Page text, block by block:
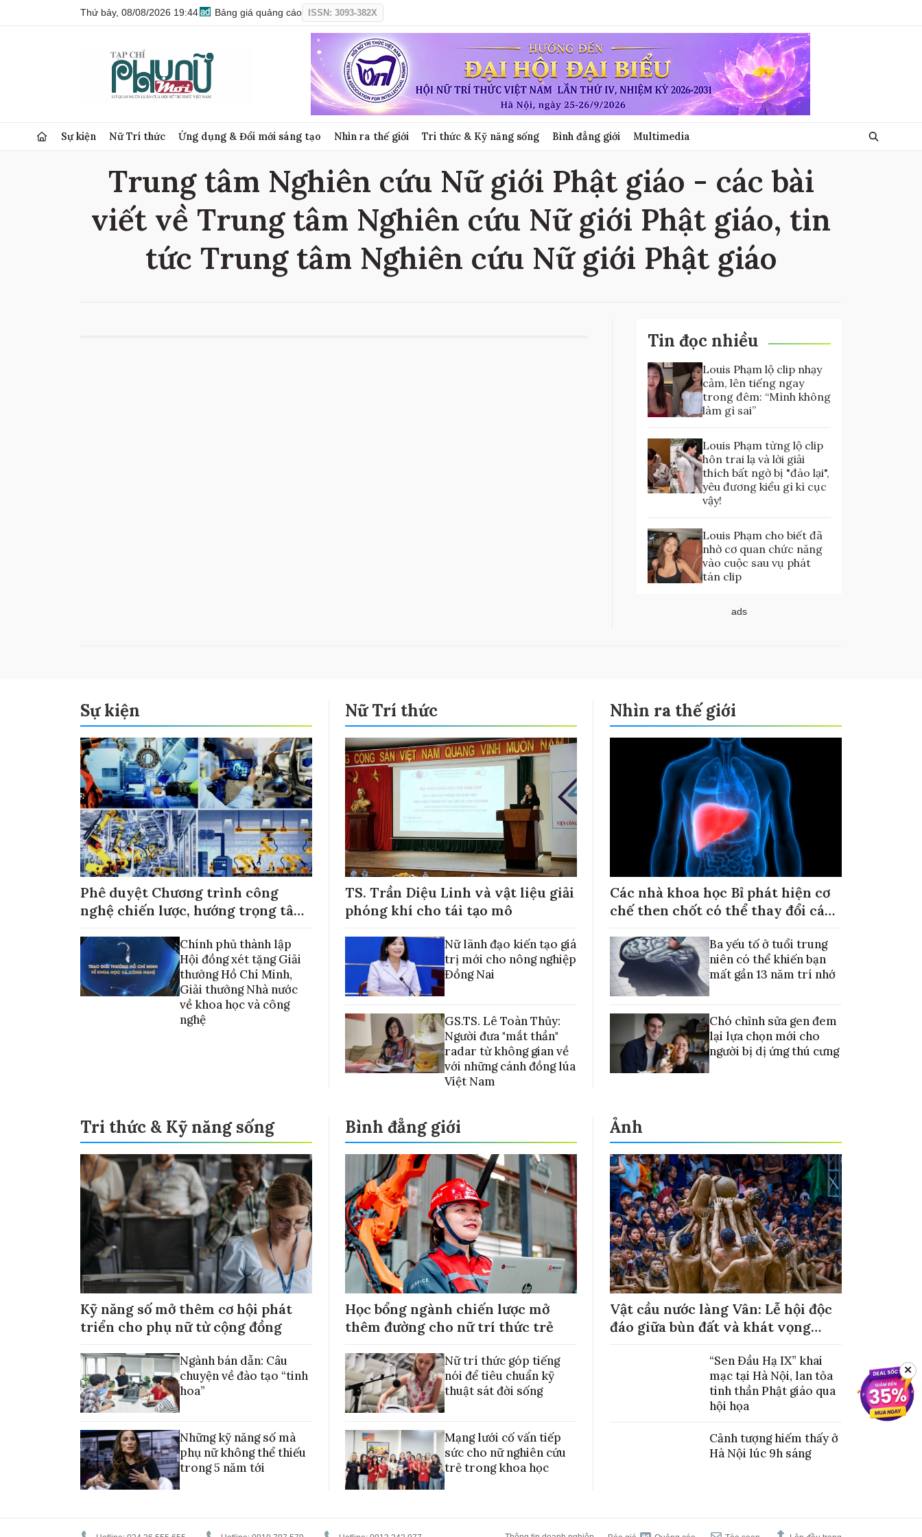
Thứ bảy, 08/08/2026 19:44 Bảng giá quảng cáo ISSN: 3093-382X
Sự kiện Nữ Trí thức Ứng dụng & Đổi mới sáng tạo Nhìn ra thế giới Tri thức & Kỹ năng sống Bình đẳng giới Multimedia
Trung tâm Nghiên cứu Nữ giới Phật giáo - các bài
viết về Trung tâm Nghiên cứu Nữ giới Phật giáo, tin
tức Trung tâm Nghiên cứu Nữ giới Phật giáo
Tin đọc nhiều
Louis Phạm lộ clip nhạy
cảm, lên tiếng ngay
trong đêm: “Mình không
làm gì sai”
Louis Phạm từng lộ clip
hôn trai lạ và lời giải
thích bất ngờ bị "đào lại",
yêu đương kiểu gì kì cục
vậy!
Louis Phạm cho biết đã
nhờ cơ quan chức năng
vào cuộc sau vụ phát
tán clip
ads
Sự kiện
Phê duyệt Chương trình công
nghệ chiến lược, hướng trọng tâm
Chính phủ thành lập
Hội đồng xét tặng Giải
thưởng Hồ Chí Minh,
Giải thưởng Nhà nước
về khoa học và công
nghệ
Nữ Trí thức
TS. Trần Diệu Linh và vật liệu giải
phóng khí cho tái tạo mô
Nữ lãnh đạo kiến tạo giá
trị mới cho nông nghiệp
Đồng Nai
GS.TS. Lê Toàn Thủy:
Người đưa "mắt thần"
radar từ không gian về
với những cánh đồng lúa
Việt Nam
Nhìn ra thế giới
Các nhà khoa học Bỉ phát hiện cơ
chế then chốt có thể thay đổi cách
Ba yếu tố ở tuổi trung
niên có thể khiến bạn
mất gần 13 năm trí nhớ
Chó chỉnh sửa gen đem
lại lựa chọn mới cho
người bị dị ứng thú cưng
Tri thức & Kỹ năng sống
Kỹ năng số mở thêm cơ hội phát
triển cho phụ nữ từ cộng đồng
Ngành bán dẫn: Câu
chuyện về đào tạo “tinh
hoa”
Những kỹ năng số mà
phụ nữ không thể thiếu
trong 5 năm tới
Bình đẳng giới
Học bổng ngành chiến lược mở
thêm đường cho nữ trí thức trẻ
Nữ trí thức góp tiếng
nói để tiêu chuẩn kỹ
thuật sát đời sống
Mạng lưới cố vấn tiếp
sức cho nữ nghiên cứu
trẻ trong khoa học
Ảnh
Vật cầu nước làng Vân: Lễ hội độc
đáo giữa bùn đất và khát vọng
“Sen Đầu Hạ IX” khai
mạc tại Hà Nội, lan tỏa
tinh thần Phật giáo qua
hội họa
Cảnh tượng hiếm thấy ở
Hà Nội lúc 9h sáng
✕